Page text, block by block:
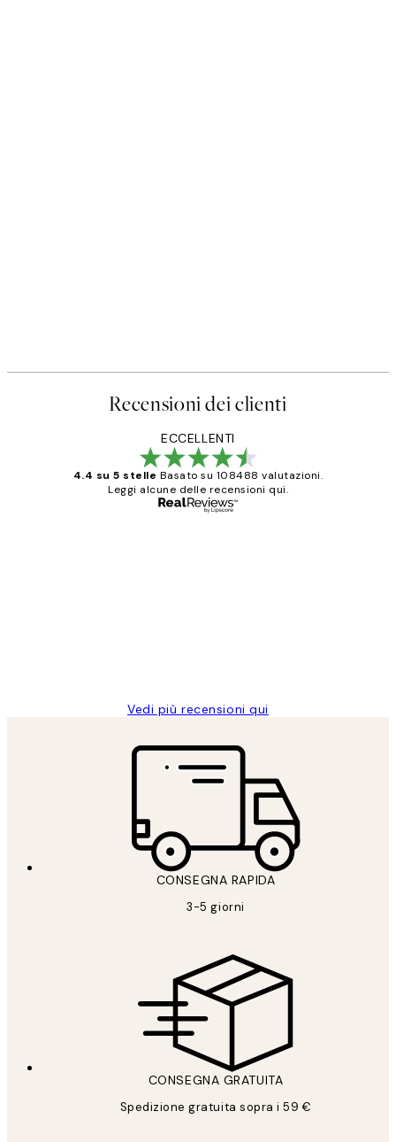
Recensioni dei clienti
ECCELLENTI
4.4 su 5 stelle Basato su 108488 valutazioni.
Leggi alcune delle recensioni qui.
Vedi più recensioni qui
CONSEGNA RAPIDA
3-5 giorni
CONSEGNA GRATUITA
Spedizione gratuita sopra i 59 €